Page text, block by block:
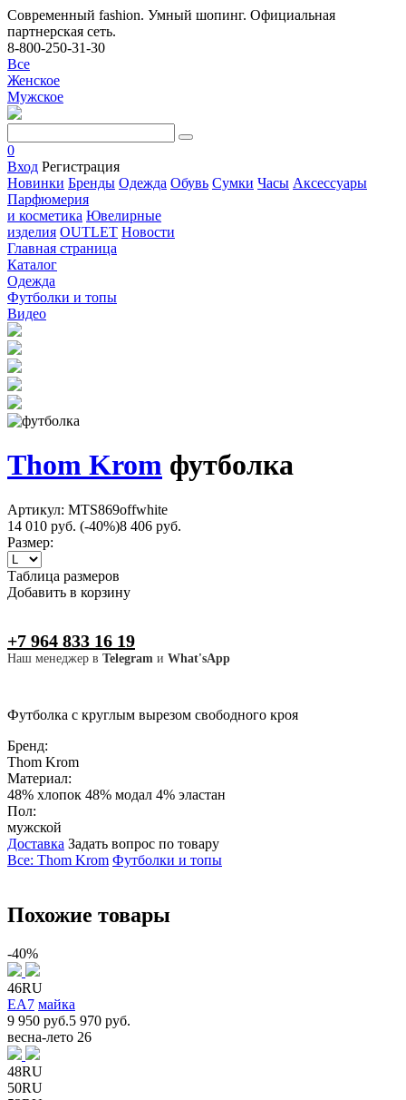
Современный fashion. Умный шопинг. Официальная
партнерская сеть.
8-800-250-31-30
Все
Женское
Мужское
0
Вход Регистрация
Новинки Бренды Одежда Обувь Сумки Часы Аксессуары
Парфюмерия
и косметика Ювелирные
изделия OUTLET Новости
Главная страница
Каталог
Одежда
Футболки и топы
Видео
Thom Krom футболка
Артикул: MTS869offwhite
14 010 руб. (-40%)8 406 руб.
Размер:
Таблица размеров
Добавить в корзину
+7 964 833 16 19
Наш менеджер в Telegram и What'sApp
Футболка с круглым вырезом свободного кроя
Бренд:
Thom Krom
Материал:
48% хлопок 48% модал 4% эластан
Пол:
мужской
Доставка Задать вопрос по товару
Все: Thom Krom Футболки и топы
Похожие товары
-40%
46RU
EA7 майка
9 950 руб.5 970 руб.
весна-лето 26
48RU
50RU